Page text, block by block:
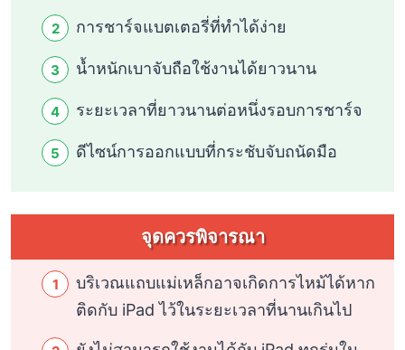
การชาร์จแบตเตอรี่ที่ทำได้ง่าย
น้ำหนักเบาจับถือใช้งานได้ยาวนาน
ระยะเวลาที่ยาวนานต่อหนึ่งรอบการชาร์จ
ดีไซน์การออกแบบที่กระชับจับถนัดมือ
จุดควรพิจารณา
บริเวณแถบแม่เหล็กอาจเกิดการไหม้ได้หาก
ติดกับ iPad ไว้ในระยะเวลาที่นานเกินไป